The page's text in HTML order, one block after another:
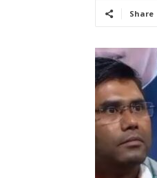
Share